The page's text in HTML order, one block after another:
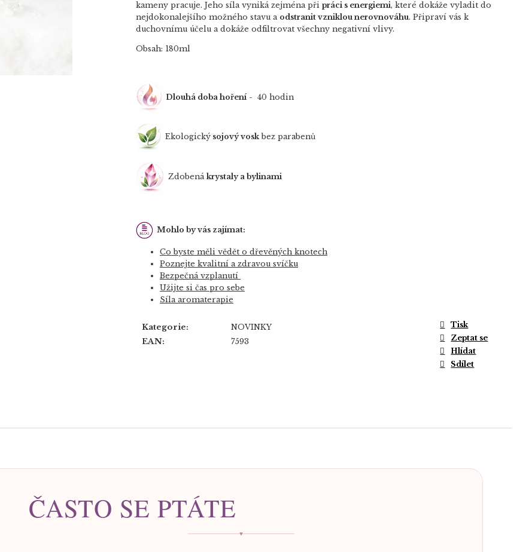
kameny pracuje. Jeho síla vyniká zejména při práci s energiemi, které dokáže vyladit do
nejdokonalejšího možného stavu a odstranit vzniklou nerovnováhu. Připraví vás k
duchovnímu účelu a dokáže odfiltrovat všechny negativní vlivy.
Obsah: 180ml
Dlouhá doba hoření - 40 hodin
Ekologický sojový vosk bez parabenů
Zdobená krystaly a bylinami
Mohlo by vás zajímat:
Co byste měli vědět o dřevěných knotech
Poznejte kvalitní a zdravou svíčku
Bezpečná vzplanutí
Užijte si čas pro sebe
Síla aromaterapie
Kategorie: NOVINKY
EAN: 7593
Tisk
Zeptat se
Hlídat
Sdílet
ČASTO SE PTÁTE
♥